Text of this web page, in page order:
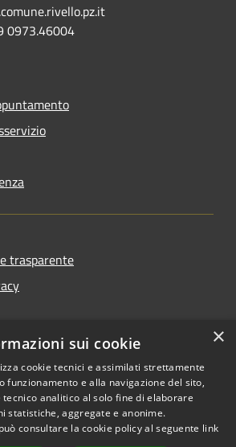
0973.46004
trasparente
Copyright © 2026 • Comune di
Rivello • Powered by
×
sui cookie
cookie tecnici e assimilati strettamente
funzionamento e alla navigazione del sito,
tecnico analitico al solo fine di elaborare
statistiche, aggregate e anonime.
consultare la cookie policy al seguente link